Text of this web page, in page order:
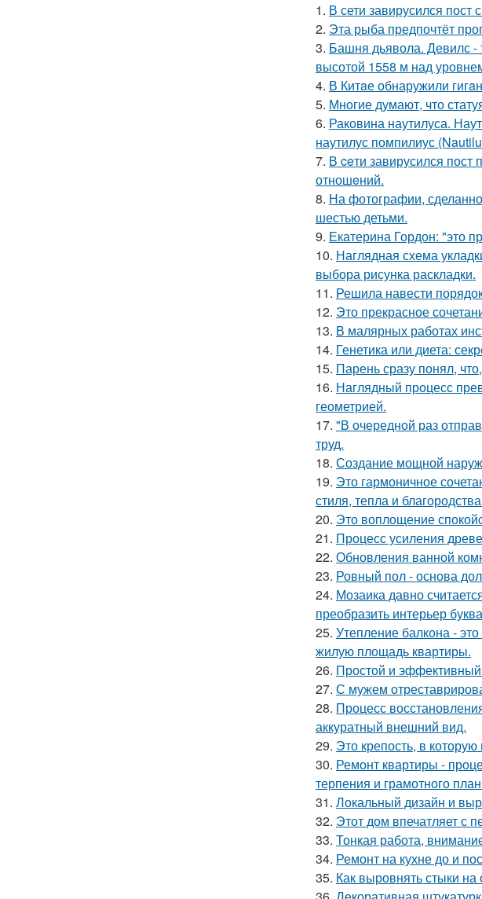
1. В сети завирусился
2. Эта рыба предпочтёт
3. Башня дьявола. Девилс -
высотой 1558 м над
4. В Китaе обнаружили
5. Многие думают, что
6. Раковина наутилуса.
наутилус помпилиус
7. В ceти завирусился
отношeний.
8. На фотографии,
шестью детьми.
9. Екатерина Гордон: "это
10. Наглядная схема
выбора рисунка раскладки.
11. Решила навести
12. Это прекрасное
13. В малярных работах
14. Генетика или диета:
15. Парень сразу понял,
16. Наглядный процесс
геометрией.
17. "В очередной раз
труд.
18. Создание мощной
19. Это гармоничное
стиля, тепла и
20. Это воплощение
21. Процесс усиления
22. Обновления ванной
23. Ровный пол - основа
24. Мозаика давно
преобразить интерьер
25. Утепление балкона -
жилую площадь квартиры.
26. Простой и
27. С мужем
28. Процесс
аккуратный внешний вид.
29. Это крепость, в
30. Ремонт квартиры -
терпения и грамотного
31. Локальный дизайн и
32. Этот дом впечатляет с
33. Тонкая работа,
34. Ремонт на кухне до и
35. Как выровнять стыки на